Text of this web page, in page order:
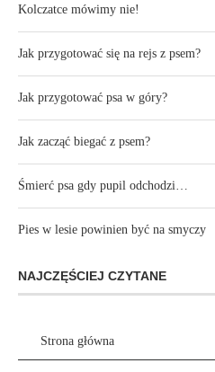
Kolczatce mówimy nie!
Jak przygotować się na rejs z psem?
Jak przygotować psa w góry?
Jak zacząć biegać z psem?
Śmierć psa gdy pupil odchodzi…
Pies w lesie powinien być na smyczy
NAJCZĘŚCIEJ CZYTANE
Strona główna